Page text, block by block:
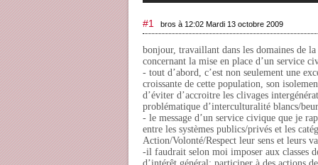
#1 bros à 12:02 Mardi 13 octobre 2009
bonjour, travaillant dans les domaines de
concernant la mise en place d’un service
- tout d’abord, c’est non seulement une
croissante de cette population, son
d’éviter d’accroitre les clivages
problématique d’interculturalité blancs/
- le message d’un service civique que je
entre les systèmes publics/privés et les
Action/Volonté/Respect leur sens et leurs
-il faudrait selon moi imposer aux classes